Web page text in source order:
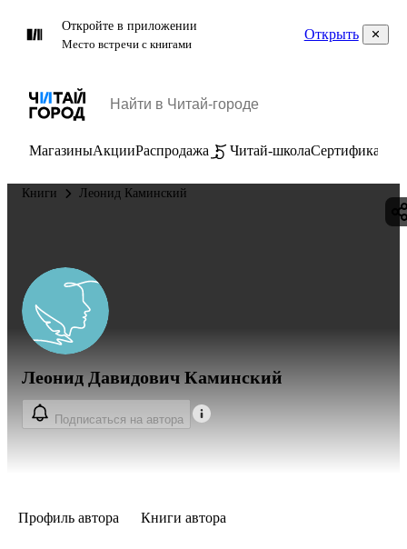
Откройте в приложении
Место встречи с книгами
Открыть
МагазиныАкцииРаспродажа Читай-школаСертификаты
Книги Леонид Каминский
Леонид Давидович Каминский
Подписаться на автора
Профиль автора Книги автора